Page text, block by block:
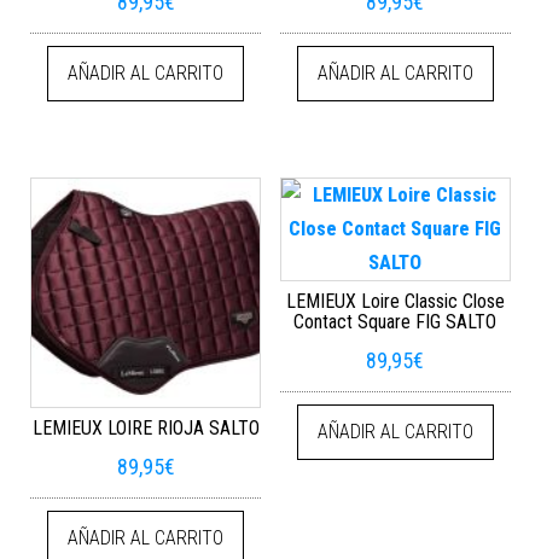
AÑADIR AL CARRITO AÑADIR AL CARRITO
LEMIEUX LOIRE RIOJA SALTO
89,95€
AÑADIR AL CARRITO
LEMIEUX Loire Classic Close
Contact Square FIG SALTO
89,95€
AÑADIR AL CARRITO